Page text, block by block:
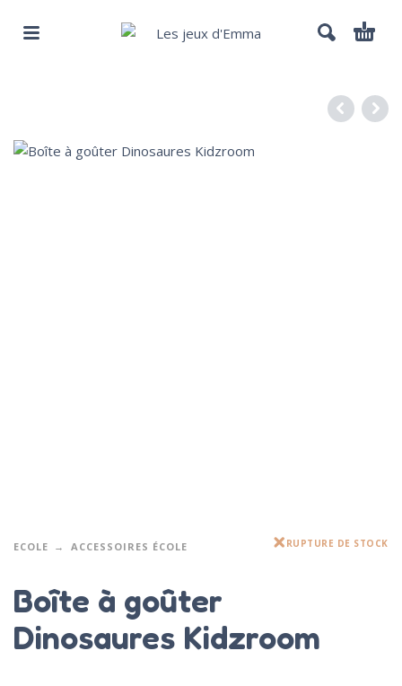
ECOLE ACCESSOIRES ÉCOLE RUPTURE DE STOCK
Boîte à goûter
Dinosaures Kidzroom